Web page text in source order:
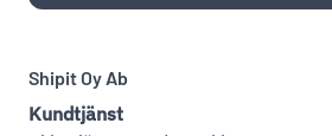
Shipit Oy Ab
Kundtjänst